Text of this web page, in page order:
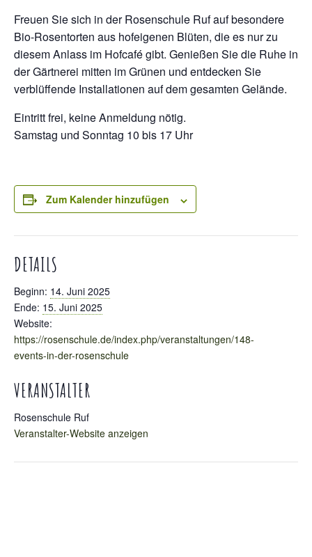
Freuen Sie sich in der Rosenschule Ruf auf besondere
Bio-Rosentorten aus hofeigenen Blüten, die es nur zu
diesem Anlass im Hofcafé gibt. Genießen Sie die Ruhe in
der Gärtnerei mitten im Grünen und entdecken Sie
verblüffende Installationen auf dem gesamten Gelände.
Eintritt frei, keine Anmeldung nötig.
Samstag und Sonntag 10 bis 17 Uhr
Zum Kalender hinzufügen
DETAILS
Beginn: 14. Juni 2025
Ende: 15. Juni 2025
Website:
https://rosenschule.de/index.php/veranstaltungen/148-
events-in-der-rosenschule
VERANSTALTER
Rosenschule Ruf
Veranstalter-Website anzeigen